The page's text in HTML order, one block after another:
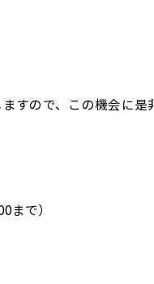
すので、この機会に是
で）